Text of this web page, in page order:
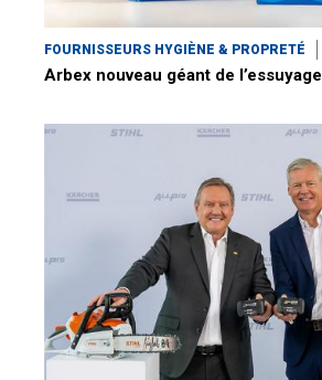
FOURNISSEURS HYGIÈNE & PROPRETÉ
Arbex nouveau géant de l’essuyage